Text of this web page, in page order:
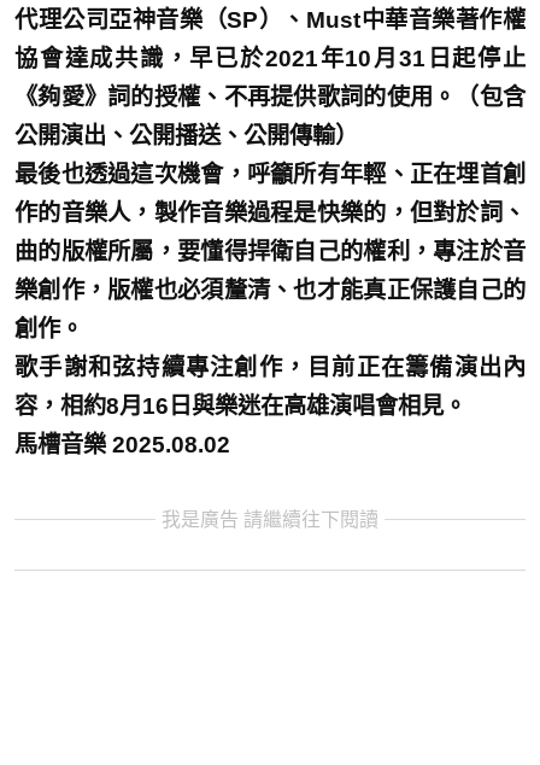
代理公司亞神音樂（SP）、Must中華音樂著作權
協會達成共識，早已於2021年10月31日起停止
《夠愛》詞的授權、不再提供歌詞的使用。（包含
公開演出、公開播送、公開傳輸）
最後也透過這次機會，呼籲所有年輕、正在埋首創
作的音樂人，製作音樂過程是快樂的，但對於詞、
曲的版權所屬，要懂得捍衛自己的權利，專注於音
樂創作，版權也必須釐清、也才能真正保護自己的
創作。
歌手謝和弦持續專注創作，目前正在籌備演出內
容，相約8月16日與樂迷在高雄演唱會相見。
馬槽音樂 2025.08.02
我是廣告 請繼續往下閱讀